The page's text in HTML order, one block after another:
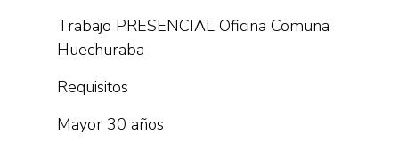
Trabajo PRESENCIAL Oficina Comuna
Huechuraba
Requisitos
Mayor 30 años